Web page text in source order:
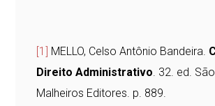
[1] MELLO, Celso Antônio Bandeira.
Direito Administrativo. 32. ed.
Malheiros Editores. p. 889.